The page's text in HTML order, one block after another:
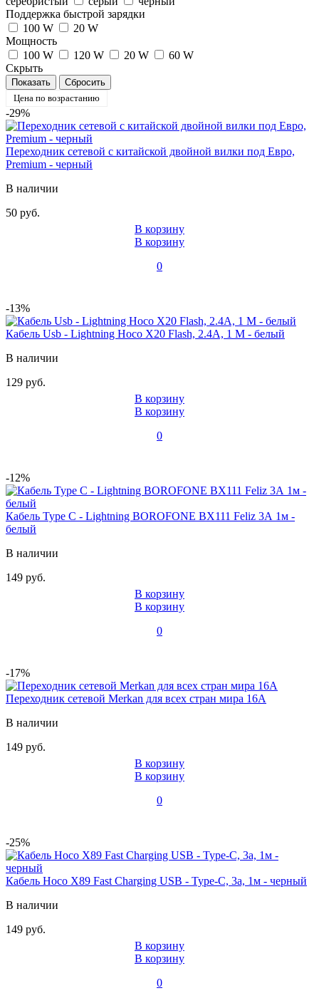
Поддержка быстрой зарядки
100 W
20 W
Мощность
100 W
120 W 20 W
60 W
Скрыть
Цена по возрастанию
-29%
Переходник сетевой с китайской двойной вилки под Евро,
Premium - черный
В наличии
50 руб.
В корзину
В корзину
0
-13%
Кабель Usb - Lightning Hoco X20 Flash, 2.4А, 1 М - белый
В наличии
129 руб.
В корзину
В корзину
0
-12%
Кабель Type C - Lightning BOROFONE BX111 Feliz 3А 1м -
белый
В наличии
149 руб.
В корзину
В корзину
0
-17%
Переходник сетевой Merkan для всех стран мира 16A
В наличии
149 руб.
В корзину
В корзину
0
-25%
Кабель Hoco X89 Fast Charging USB - Type-C, 3а, 1м - черный
В наличии
149 руб.
В корзину
В корзину
0